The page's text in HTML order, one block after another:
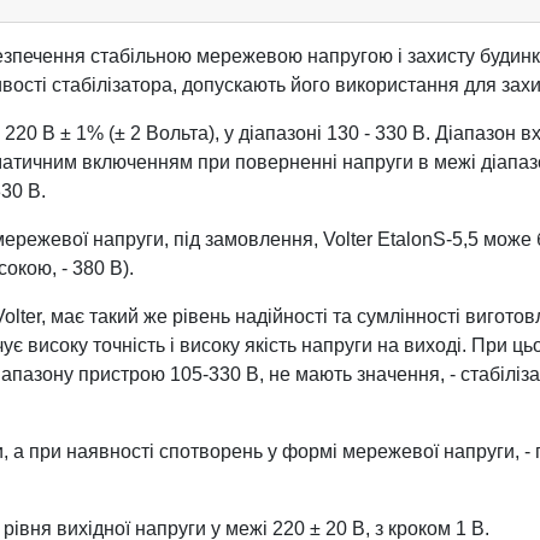
стабільною мережевою напругою і захисту
стабілізатора, допускають його використання для
В ± 1% (± 2 Вольта), у діапазоні 130 - 330 В. Діапазон
включенням при поверненні напруги в межі
В.
напруги, під замовлення, Volter EtalonS-5,5 може
- 380 В).
має такий же рівень надійності та сумлінності
високу точність і високу якість напруги на виході. При
пристрою 105-330 В, не мають значення, -
при наявності спотворень у формі мережевої напруги, -
вихідної напруги у межі 220 ± 20 В, з кроком 1 В.